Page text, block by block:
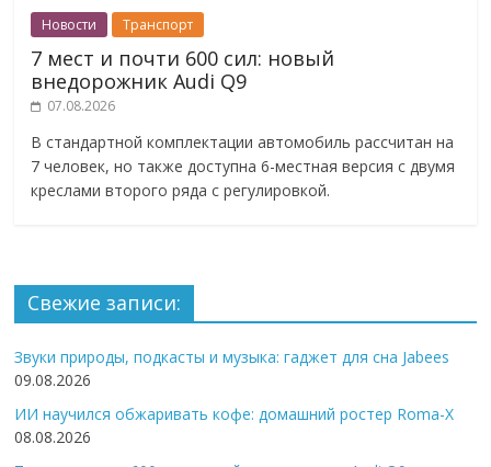
Новости Транспорт
7 мест и почти 600 сил: новый
внедорожник Audi Q9
07.08.2026
В стандартной комплектации автомобиль рассчитан на
7 человек, но также доступна 6-местная версия с двумя
креслами второго ряда с регулировкой.
Свежие записи:
Звуки природы, подкасты и музыка: гаджет для сна Jabees
09.08.2026
ИИ научился обжаривать кофе: домашний ростер Roma-X
08.08.2026